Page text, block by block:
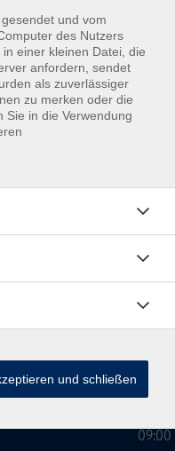
09:00
09:00
und vom
des Nutzers
einer kleinen Datei, die
anfordern, sendet
als zuverlässiger
zu merken oder die
Sie in die Verwendung
und schließen